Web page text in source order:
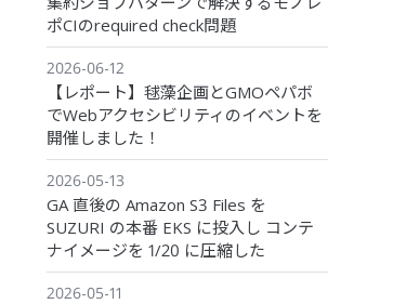
ポCIのrequired check問題
2026-06-12
【レポート】毬藻企画とGMOペパボ
でWebアクセシビリティのイベントを
開催しました！
2026-05-13
GA 直後の Amazon S3 Files を
SUZURI の本番 EKS に投入し コンテ
ナイメージを 1/20 に圧縮した
2026-05-11